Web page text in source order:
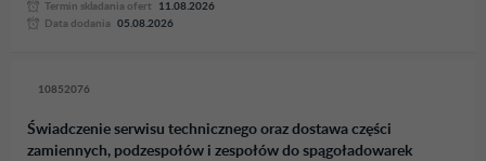
Termin skladania ofert
11.08.2026
Data dodania
05.08.2026
10852076
Świadczenie serwisu technicznego oraz dostawa części
zamiennych, podzespołów i zespołów do spągoładowarek